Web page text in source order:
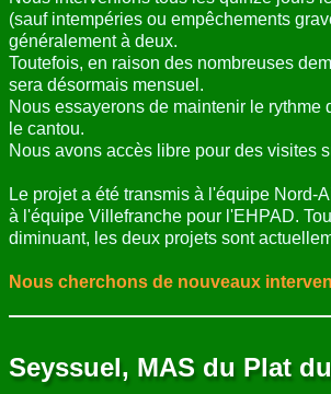
(sauf intempéries ou empêchements
généralement à deux.
Toutefois, en raison des nombreuses
sera désormais mensuel.
Nous essayerons de maintenir le rythme
le cantou.
Nous avons accès libre pour des visites
Le projet a été transmis à l'équipe Nord-
à l'équipe Villefranche pour l'EHPAD.
diminuant, les deux projets sont
Nous cherchons de nouveaux
Seyssuel, MAS du Plat